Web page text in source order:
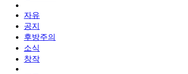
자유
공지
후방주의
소식
창작